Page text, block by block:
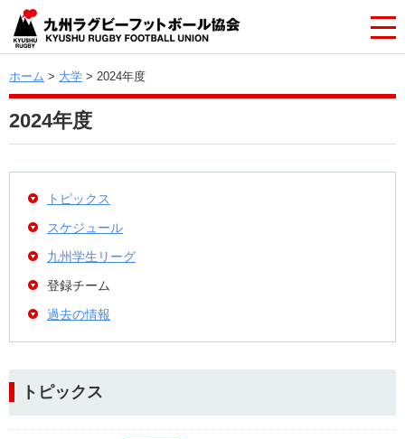
ホーム > 大学 > 2024年度
2024年度
トピックス
スケジュール
九州学生リーグ
登録チーム
過去の情報
トピックス